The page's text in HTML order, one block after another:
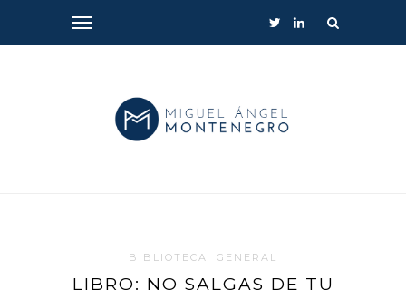
BIBLIOTECA GENERAL
LIBRO: NO SALGAS DE TU